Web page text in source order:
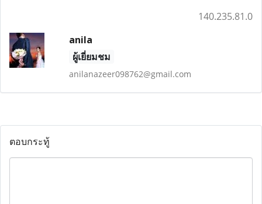
140.235.81.0
anila
ผู้เยี่ยมชม
anilanazeer098762@gmail.com
ตอบกระทู้